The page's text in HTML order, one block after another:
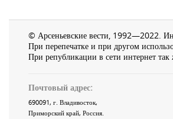
© Арсеньевские вести, 1992—2022.
При перепечатке и при другом
При републикации в сети интернет так
Почтовый адрес:
690091, г. Владивосток,
Приморский край, Россия.